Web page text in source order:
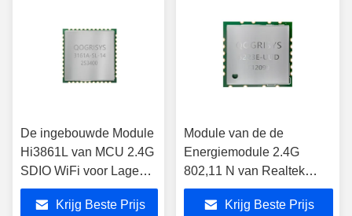
De ingebouwde Module
Hi3861L van MCU 2.4G
SDIO WiFi voor Lage
Machts
Videotransmissie
Krijg Beste Prijs
Module van de de
Energiemodule 2.4G
802,11 N van Realtek
RTL8723DU de
Draadloze Wifi Lage
Krijg Beste Prijs